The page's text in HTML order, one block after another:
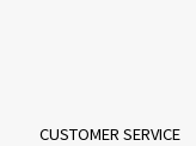
CUSTOMER SERVICE